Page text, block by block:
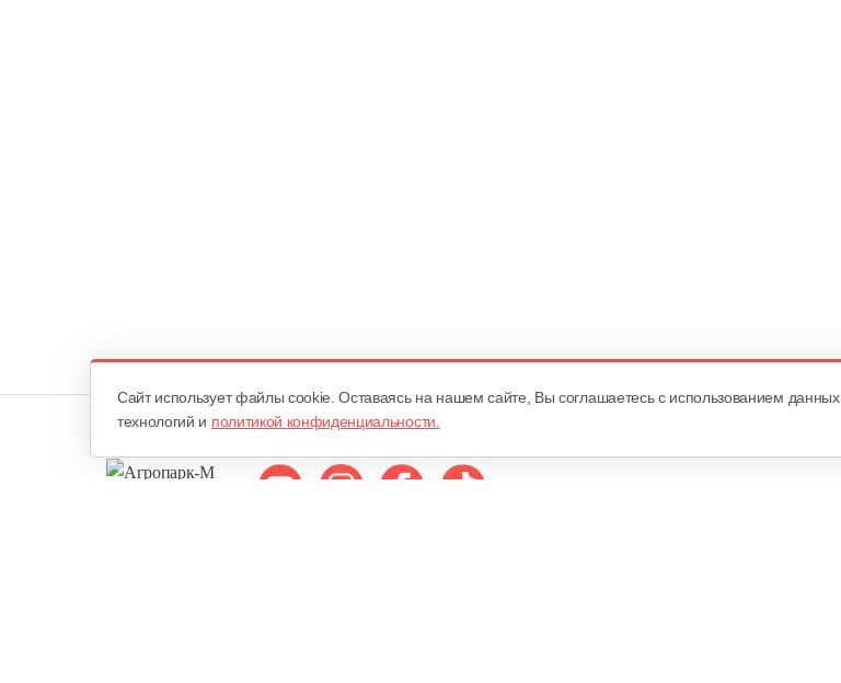
Cайт использует файлы cookie. Оставаясь на нашем сайте, Вы соглашаетесь с использованием данных
технологий и политикой конфиденциальности.